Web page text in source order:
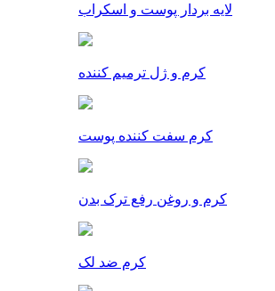
لایه بردار پوست و اسکراب
کرم و ژل ترمیم کننده
کرم سفت کننده پوست
کرم و روغن رفع ترک بدن
کرم ضد لک